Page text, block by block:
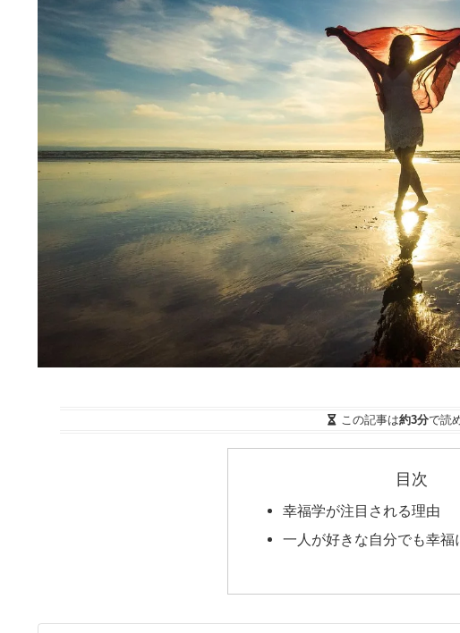
この記事は約3分で読
目次
幸福学が注目される理由
一人が好きな自分でも幸福